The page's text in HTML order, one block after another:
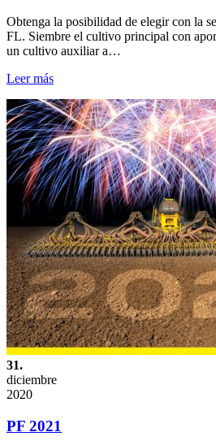
Obtenga la posibilidad de elegir con la
FL. Siembre el cultivo principal con
un cultivo auxiliar a…
Leer más
31.
diciembre
2020
PF 2021